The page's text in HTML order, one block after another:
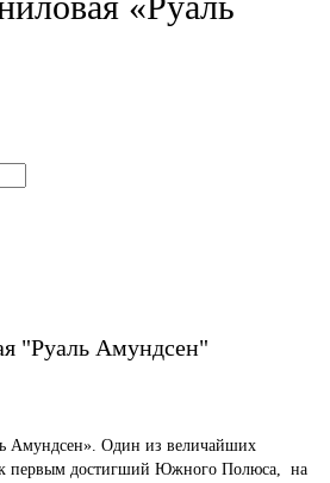
"Руаль Амундсен"
Амундсен». Один из величайших
первым достигший Южного Полюса, на